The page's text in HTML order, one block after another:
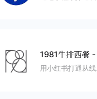
1981牛排西餐 -
用小红书打通从